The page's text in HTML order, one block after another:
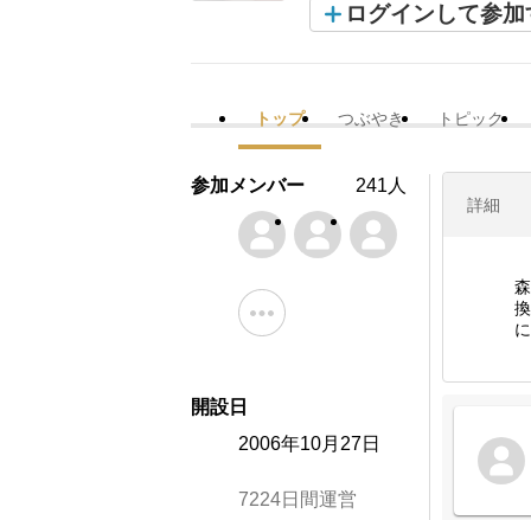
ログインして参加
トップ つぶやき トピック
詳細
参加メンバー 241人
開設日
2006年10月27日
7224日間運営